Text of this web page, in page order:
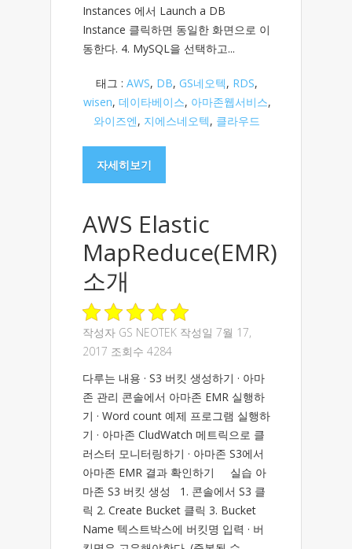
Instances 에서 Launch a DB
Instance 클릭하면 동일한 화면으로 이
동한다. 4. MySQL을 선택하고...
태그 : AWS, DB, GS네오텍, RDS,
wisen, 데이타베이스, 아마존웹서비스,
와이즈엔, 지에스네오텍, 클라우드
자세히보기
AWS Elastic
MapReduce(EMR)
소개
작성자 GS NEOTEK 작성일 7월 17,
2017 조회수 4284
다루는 내용 · S3 버킷 생성하기 · 아마
존 관리 콘솔에서 아마존 EMR 실행하
기 · Word count 예제 프로그램 실행하
기 · 아마존 CludWatch 메트릭으로 클
러스터 모니터링하기 · 아마존 S3에서
아마존 EMR 결과 확인하기 실습 아
마존 S3 버킷 생성 1. 콘솔에서 S3 클
릭 2. Create Bucket 클릭 3. Bucket
Name 텍스트박스에 버킷명 입력 · 버